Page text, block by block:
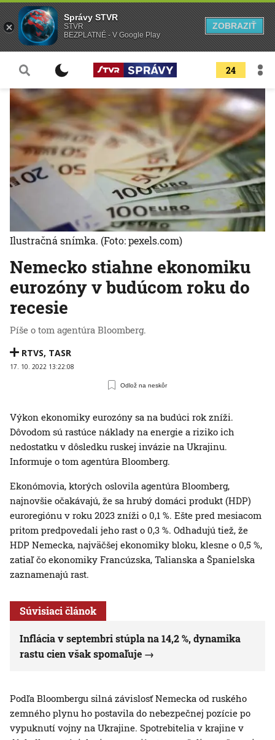
24
Nemecko stiahne ekonomiku
eurozóny v budúcom roku do
recesie
Píše o tom agentúra Bloomberg.
RTVS, TASR
17. 10. 2022 13:22:08
Odlož na neskôr
Ilustračná snímka. (Foto: pexels.com)
Výkon ekonomiky eurozóny sa na budúci rok zníži.
Dôvodom sú rastúce náklady na energie a riziko ich
nedostatku v dôsledku ruskej invázie na Ukrajinu.
Informuje o tom agentúra Bloomberg.
Ekonómovia, ktorých oslovila agentúra Bloomberg,
najnovšie očakávajú, že sa hrubý domáci produkt (HDP)
euroregiónu v roku 2023 zníži o 0,1 %. Ešte pred mesiacom
pritom predpovedali jeho rast o 0,3 %. Odhadujú tiež, že
HDP Nemecka, najväčšej ekonomiky bloku, klesne o 0,5 %,
zatiaľ čo ekonomiky Francúzska, Talianska a Španielska
zaznamenajú rast.
Súvisiaci článok
Inflácia v septembri stúpla na 14,2 %, dynamika
rastu cien však spomaľuje
Podľa Bloombergu silná závislosť Nemecka od ruského
zemného plynu ho postavila do nebezpečnej pozície po
vypuknutí vojny na Ukrajine. Spotrebitelia v krajine v
Správy STVR
STVR
BEZPLATNÉ - V Google Play
ZOBRAZIŤ